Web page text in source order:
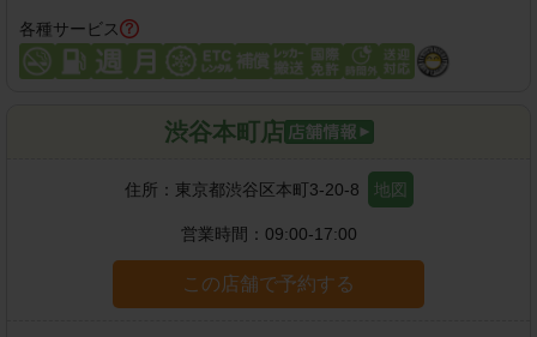
各種サービス
渋谷本町店
住所： 東京都渋谷区本町3-20-8 地図
営業時間： 09:00-17:00
この店舗で予約する